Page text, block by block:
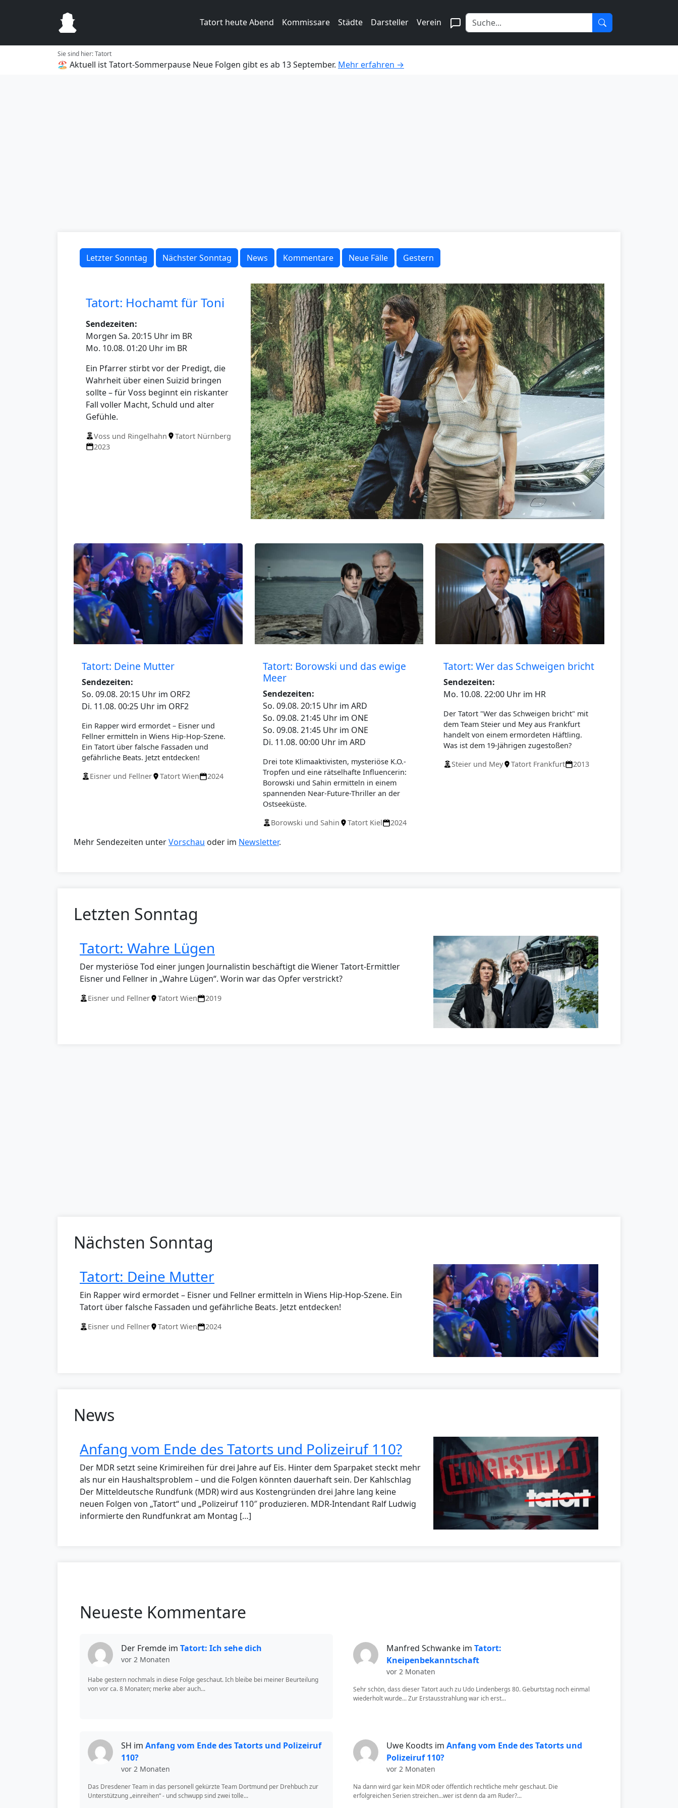
Tatort heute Abend Kommissare Städte Darsteller Verein
Sie sind hier:Tatort
🏖️ Aktuell ist Tatort-Sommerpause Neue Folgen gibt es ab 13 September. Mehr erfahren →
Letzter Sonntag Nächster Sonntag News Kommentare Neue Fälle Gestern
Tatort: Hochamt für Toni
Sendezeiten:
Morgen Sa. 20:15 Uhr im BR
Mo. 10.08. 01:20 Uhr im BR
Ein Pfarrer stirbt vor der Predigt, die
Wahrheit über einen Suizid bringen
sollte – für Voss beginnt ein riskanter
Fall voller Macht, Schuld und alter
Gefühle.
Voss und Ringelhahn
Tatort Nürnberg
2023
Tatort: Deine Mutter
Sendezeiten:
So. 09.08. 20:15 Uhr im ORF2
Di. 11.08. 00:25 Uhr im ORF2
Ein Rapper wird ermordet – Eisner und
Fellner ermitteln in Wiens Hip-Hop-Szene.
Ein Tatort über falsche Fassaden und
gefährliche Beats. Jetzt entdecken!
Eisner und Fellner
Tatort Wien 2024
Tatort: Borowski und das ewige
Meer
Sendezeiten:
So. 09.08. 20:15 Uhr im ARD
So. 09.08. 21:45 Uhr im ONE
So. 09.08. 21:45 Uhr im ONE
Di. 11.08. 00:00 Uhr im ARD
Drei tote Klimaaktivisten, mysteriöse K.O.-
Tropfen und eine rätselhafte Influencerin:
Borowski und Sahin ermitteln in einem
spannenden Near-Future-Thriller an der
Ostseeküste.
Borowski und Sahin
Tatort Kiel 2024
Tatort: Wer das Schweigen bricht
Sendezeiten:
Mo. 10.08. 22:00 Uhr im HR
Der Tatort "Wer das Schweigen bricht" mit
dem Team Steier und Mey aus Frankfurt
handelt von einem ermordeten Häftling.
Was ist dem 19-Jährigen zugestoßen?
Steier und Mey
Tatort Frankfurt 2013
Mehr Sendezeiten unterVorschau oder im Newsletter.
Letzten Sonntag
Tatort: Wahre Lügen
Der mysteriöse Tod einer jungen Journalistin beschäftigt die Wiener Tatort-Ermittler
Eisner und Fellner in „Wahre Lügen“. Worin war das Opfer verstrickt?
Eisner und Fellner Tatort Wien 2019
Nächsten Sonntag
Tatort: Deine Mutter
Ein Rapper wird ermordet – Eisner und Fellner ermitteln in Wiens Hip-Hop-Szene. Ein
Tatort über falsche Fassaden und gefährliche Beats. Jetzt entdecken!
Eisner und Fellner Tatort Wien 2024
News
Anfang vom Ende des Tatorts und Polizeiruf 110?
Der MDR setzt seine Krimireihen für drei Jahre auf Eis. Hinter dem Sparpaket steckt mehr
als nur ein Haushaltsproblem – und die Folgen könnten dauerhaft sein. Der Kahlschlag
Der Mitteldeutsche Rundfunk (MDR) wird aus Kostengründen drei Jahre lang keine
neuen Folgen von „Tatort“ und „Polizeiruf 110″ produzieren. MDR-Intendant Ralf Ludwig
informierte den Rundfunkrat am Montag […]
Neueste Kommentare
Der Fremde im Tatort: Ich sehe dich
vor 2 Monaten
Habe gestern nochmals in diese Folge geschaut. Ich bleibe bei meiner Beurteilung
von vor ca. 8 Monaten; merke aber auch...
Manfred Schwanke im Tatort:
Kneipenbekanntschaft
vor 2 Monaten
Sehr schön, dass dieser Tatort auch zu Udo Lindenbergs 80. Geburtstag noch einmal
wiederholt wurde... Zur Erstausstrahlung war ich erst...
SH im Anfang vom Ende des Tatorts und Polizeiruf
110?
vor 2 Monaten
Das Dresdener Team in das personell gekürzte Team Dortmund per Drehbuch zur
Unterstützung „einreihen“ - und schwupp sind zwei tolle...
Uwe Koodts im Anfang vom Ende des Tatorts und
Polizeiruf 110?
vor 2 Monaten
Na dann wird gar kein MDR oder öffentlich rechtliche mehr geschaut. Die
erfolgreichen Serien streichen…wer ist denn da am Ruder?...